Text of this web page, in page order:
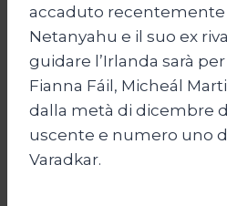
accaduto recentemente
Netanyahu e il suo ex
guidare l’Irlanda sarà
Fianna Fáil, Micheál
dalla metà di dicembre
uscente e numero uno
Varadkar.